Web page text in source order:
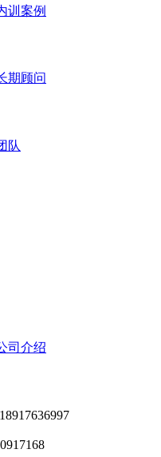
训案例
期顾问
队
司介绍